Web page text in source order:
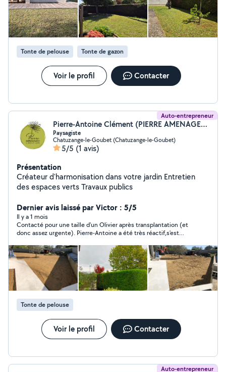
Tonte de pelouse Tonte de gazon
Voir le profil Contacter
Auto-entrepreneur
Pierre-Antoine Clément (PIERRE AMENAGEMENT CREATION)
Paysagiste
Chatuzange-le-Goubet (Chatuzange-le-Goubet)
5/5 (1 avis)
Présentation
Créateur d'harmonisation dans votre jardin Entretien
des espaces verts Travaux publics
Dernier avis laissé par Victor : 5/5
Il y a 1 mois
Contacté pour une taille d'un Olivier après transplantation (et
donc assez urgente). Pierre-Antoine a été très réactif,s'est
également donné de très bons conseils sur comment faire en
sorte de maximiser les chances de reprise. Je referai sans
doute appel à ses services
Tonte de pelouse
Voir le profil Contacter
Auto-entrepreneur